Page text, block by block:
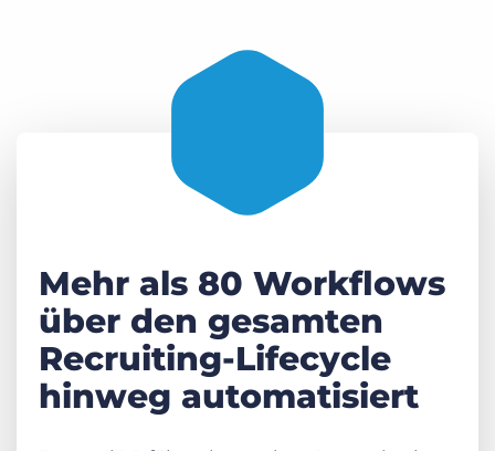
Mehr als 80 Workflows
über den gesamten
Recruiting-Lifecycle
hinweg automatisiert